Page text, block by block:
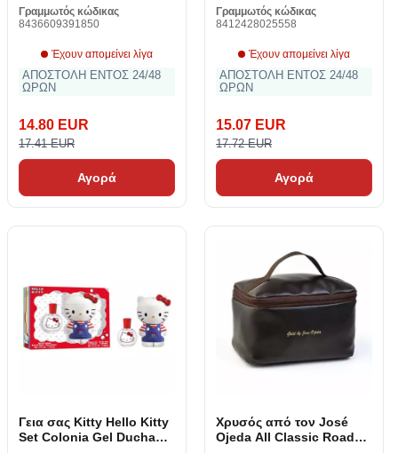
Γραμμωτός κώδικας
8436609391850
Έχουν απομείνει λίγα
ΑΠΟΣΤΟΛΗ ΕΝΤΟΣ 24/48
ΩΡΩΝ
14.80 EUR
17.41 EUR
Αγορά
Γραμμωτός κώδικας
8412428025558
Έχουν απομείνει λίγα
ΑΠΟΣΤΟΛΗ ΕΝΤΟΣ 24/48
ΩΡΩΝ
15.07 EUR
17.72 EUR
Αγορά
Γεια σας Kitty Hello Kitty
Set Colonia Gel Ducha
Χρυσός από τον José
Ojeda All Classic Road